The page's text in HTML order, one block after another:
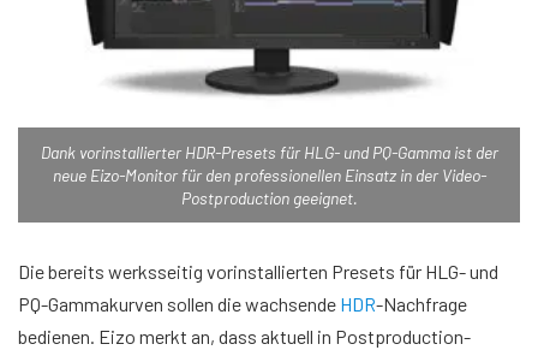
Dank vorinstallierter HDR-Presets für HLG- und PQ-Gamma ist der
neue Eizo-Monitor für den professionellen Einsatz in der Video-
Postproduction geeignet.
Die bereits werksseitig vorinstallierten Presets für HLG- und
PQ-Gammakurven sollen die wachsende HDR-Nachfrage
bedienen. Eizo merkt an, dass aktuell in Postproduction-